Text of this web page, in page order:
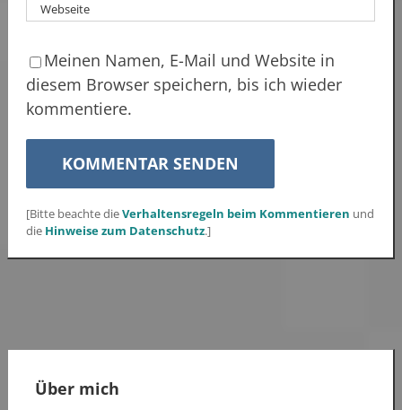
Meinen Namen, E-Mail und Website in
diesem Browser speichern, bis ich wieder
kommentiere.
[Bitte beachte dieVerhaltensregeln beim Kommentieren und
die Hinweise zum Datenschutz.]
Über mich